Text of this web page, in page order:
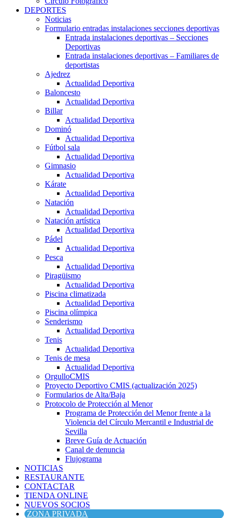
DEPORTES
Noticias
Formulario entradas instalaciones secciones deportivas
Entrada instalaciones deportivas – Secciones
Deportivas
Entrada instalaciones deportivas – Familiares de
deportistas
Ajedrez
Actualidad Deportiva
Baloncesto
Actualidad Deportiva
Billar
Actualidad Deportiva
Dominó
Actualidad Deportiva
Fútbol sala
Actualidad Deportiva
Gimnasio
Actualidad Deportiva
Kárate
Actualidad Deportiva
Natación
Actualidad Deportiva
Natación artística
Actualidad Deportiva
Pádel
Actualidad Deportiva
Pesca
Actualidad Deportiva
Piragüismo
Actualidad Deportiva
Piscina climatizada
Actualidad Deportiva
Piscina olímpica
Senderismo
Actualidad Deportiva
Tenis
Actualidad Deportiva
Tenis de mesa
Actualidad Deportiva
OrgulloCMIS
Proyecto Deportivo CMIS (actualización 2025)
Formularios de Alta/Baja
Protocolo de Protección al Menor
Programa de Protección del Menor frente a la
Violencia del Círculo Mercantil e Industrial de
Sevilla
Breve Guía de Actuación
Canal de denuncia
Flujograma
NOTICIAS
RESTAURANTE
CONTACTAR
TIENDA ONLINE
NUEVOS SOCIOS
ZONA PRIVADA